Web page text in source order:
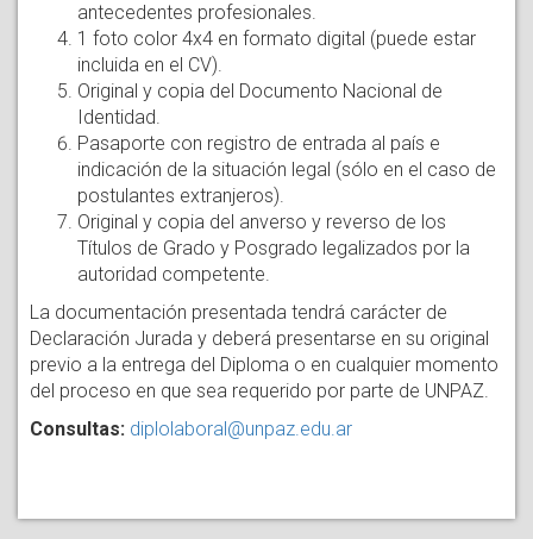
antecedentes profesionales.
1 foto color 4x4 en formato digital (puede estar
incluida en el CV).
Original y copia del Documento Nacional de
Identidad.
Pasaporte con registro de entrada al país e
indicación de la situación legal (sólo en el caso de
postulantes extranjeros).
Original y copia del anverso y reverso de los
Títulos de Grado y Posgrado legalizados por la
autoridad competente.
La documentación presentada tendrá carácter de
Declaración Jurada y deberá presentarse en su original
previo a la entrega del Diploma o en cualquier momento
del proceso en que sea requerido por parte de UNPAZ.
Consultas: diplolaboral@unpaz.edu.ar